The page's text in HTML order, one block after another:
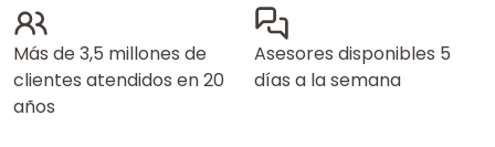
Más de 3,5 millones de
clientes atendidos en 20
años
Asesores disponibles 5
días a la semana